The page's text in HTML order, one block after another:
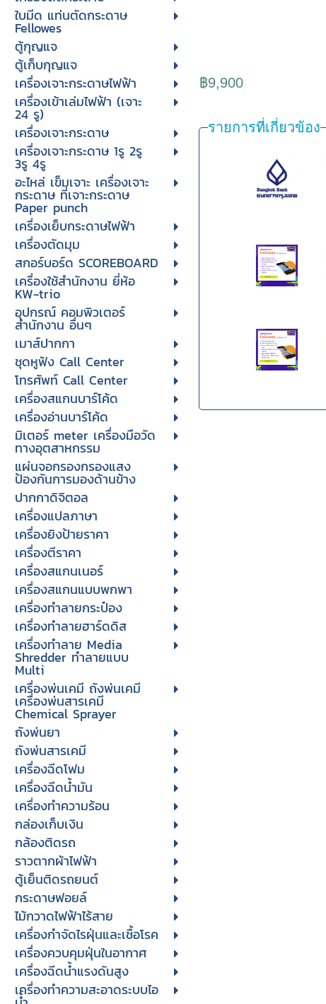
ใบมีด แท่นตัดกระดาษ
Fellowes
ตู้กุญแจ
ตู้เก็บกุญแจ
เครื่องเจาะกระดาษไฟฟ้า
เครื่องเข้าเล่มไฟฟ้า (เจาะ
24 รู)
เครื่องเจาะกระดาษ
เครื่องเจาะกระดาษ 1รู 2รู
3รู 4รู
อะไหล่ เข็มเจาะ เครื่องเจาะ
กระดาษ ที่เจาะกระดาษ
Paper punch
เครื่องเย็บกระดาษไฟฟ้า
เครื่องตัดมุม
สกอร์บอร์ด SCOREBOARD
เครื่องใช้สำนักงาน ยี่ห้อ
KW-trio
อุปกรณ์ คอมพิวเตอร์
สำนักงาน อื่นๆ
เมาส์ปากกา
ชุดหูฟัง Call Center
โทรศัพท์ Call Center
เครื่องสแกนบาร์โค้ด
เครื่องอ่านบาร์โค้ด
มิเตอร์ meter เครื่องมือวัด
ทางอุตสาหกรรม
แผ่นจอกรองกรองแสง
ป้องกันการมองด้านข้าง
ปากกาดิจิตอล
เครื่องแปลภาษา
เครื่องยิงป้ายราคา
เครื่องตีราคา
เครื่องสแกนเนอร์
เครื่องสแกนแบบพกพา
เครื่องทำลายกระป๋อง
เครื่องทำลายฮาร์ดดิส
เครื่องทำลาย Media
Shredder ทำลายแบบ
Multi
เครื่องพ่นเคมี ถังพ่นเคมี
เครื่องพ่นสารเคมี
Chemical Sprayer
ถังพ่นยา
ถังพ่นสารเคมี
เครื่องฉีดโฟม
เครื่องฉีดน้ำมัน
เครื่องทำความร้อน
กล่องเก็บเงิน
กล้องติดรถ
ราวตากผ้าไฟฟ้า
ตู้เย็นติดรถยนต์
กระดาษฟอยล์
ไม้กวาดไฟฟ้าไร้สาย
เครื่องกำจัดไรฝุ่นและเชื้อโรค
เครื่องควบคุมฝุ่นในอากาศ
เครื่องฉีดน้ำแรงดันสูง
เครื่องทำความสะอาดระบบไอ
฿9,900
รายการที่เกี่ยวข้อง